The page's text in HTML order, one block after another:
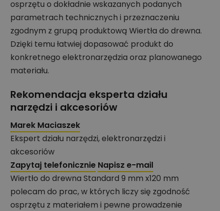
osprzętu o dokładnie wskazanych podanych
parametrach technicznych i przeznaczeniu
zgodnym z grupą produktową Wiertła do drewna.
Dzięki temu łatwiej dopasować produkt do
konkretnego elektronarzędzia oraz planowanego
materiału.
Rekomendacja eksperta działu
narzędzi i akcesoriów
Marek Maciaszek
Ekspert działu narzędzi, elektronarzędzi i
akcesoriów
Zapytaj telefonicznie Napisz e-mail
Wiertło do drewna Standard 9 mm x120 mm
polecam do prac, w których liczy się zgodność
osprzętu z materiałem i pewne prowadzenie